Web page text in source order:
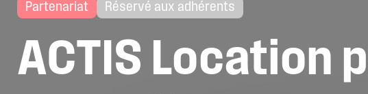
Partenariat Réservé aux adhérents
ACTIS Location